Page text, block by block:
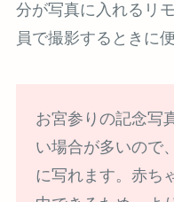
分が写真に入れるリ
員で撮影するときに
お宮参りの記念写
い場合が多いので
に写れます。赤ち